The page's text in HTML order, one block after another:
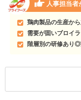
人事担当者
鶏肉製品の生産か
需要が固いブロイ
階層別の研修あり◎